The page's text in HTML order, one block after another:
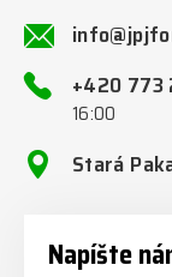
+420
16:00
Stará
Napíšte